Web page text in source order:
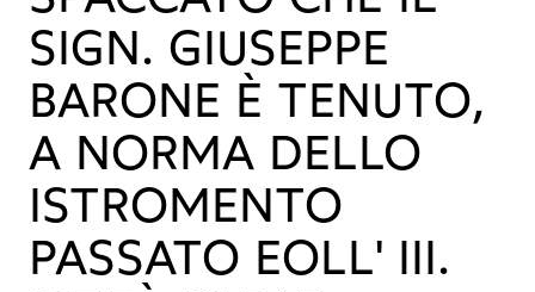
SIGN. GIUSEPPE
BARONE È TENUTO,
A NORMA DELLO
ISTROMENTO
PASSATO EOLL' III.